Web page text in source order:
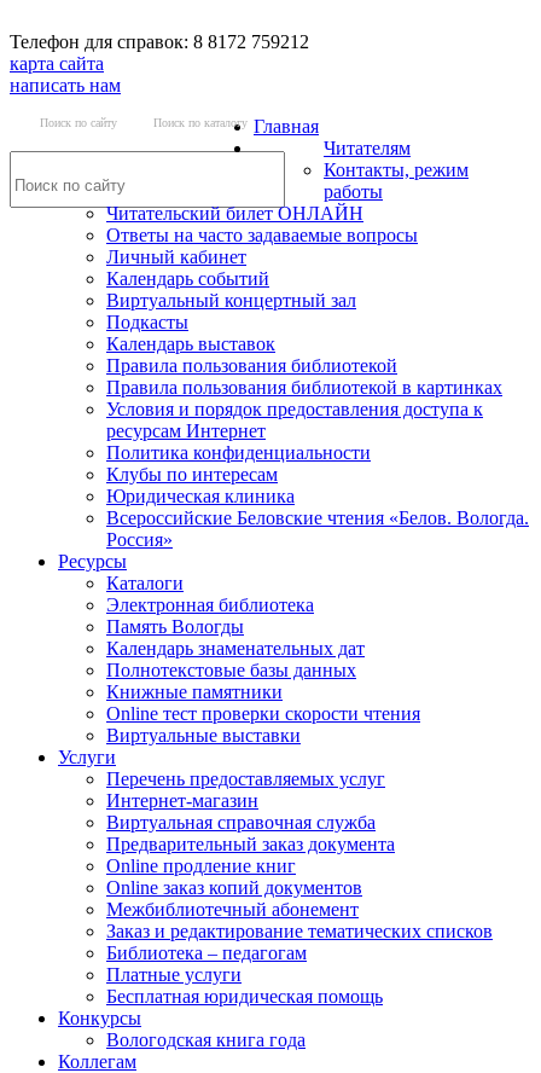
Телефон для справок: 8 8172 759212
карта сайта
написать нам
Поиск по сайту Поиск по каталогу Главная
Читателям
Контакты, режим
работы
Читательский билет ОНЛАЙН
Ответы на часто задаваемые вопросы
Личный кабинет
Календарь событий
Виртуальный концертный зал
Подкасты
Календарь выставок
Правила пользования библиотекой
Правила пользования библиотекой в картинках
Условия и порядок предоставления доступа к
ресурсам Интернет
Политика конфиденциальности
Клубы по интересам
Юридическая клиника
Всероссийские Беловские чтения «Белов. Вологда.
Россия»
Ресурсы
Каталоги
Электронная библиотека
Память Вологды
Календарь знаменательных дат
Полнотекстовые базы данных
Книжные памятники
Online тест проверки скорости чтения
Виртуальные выставки
Услуги
Перечень предоставляемых услуг
Интернет-магазин
Виртуальная справочная служба
Предварительный заказ документа
Online продление книг
Online заказ копий документов
Межбиблиотечный абонемент
Заказ и редактирование тематических списков
Библиотека – педагогам
Платные услуги
Бесплатная юридическая помощь
Конкурсы
Вологодская книга года
Коллегам